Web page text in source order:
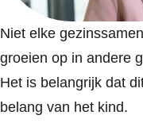
Niet elke
groeien op in andere
Het is belangrijk dat
belang van het kind.